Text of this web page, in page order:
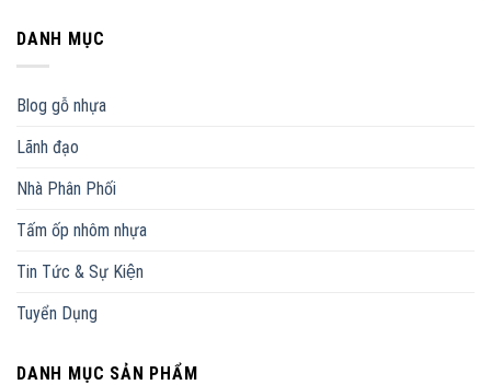
DANH MỤC
Blog gỗ nhựa
Lãnh đạo
Nhà Phân Phối
Tấm ốp nhôm nhựa
Tin Tức & Sự Kiện
Tuyển Dụng
DANH MỤC SẢN PHẨM